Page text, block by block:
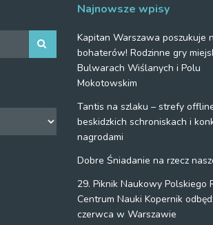
Najnowsze wpisy
Kapitan Warszawa poszukuje
bohaterów! Rodzinne gry
Bulwarach Wiślanych i Polu
Mokotowskim
Tantis na szlaku – strefy
beskidzkich schroniskach i
nagrodami
Dobre Śniadanie na rzecz
29. Piknik Naukowy Polskiego
Centrum Nauki Kopernik
czerwca w Warszawie